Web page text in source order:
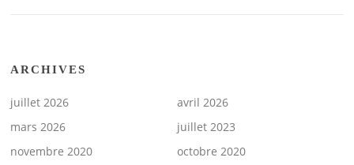
ARCHIVES
juillet 2026
avril 2026
mars 2026
juillet 2023
novembre 2020
octobre 2020